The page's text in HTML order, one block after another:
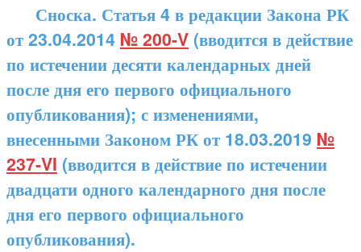
Сноска. Статья 4 в редакции Закона РК
от 23.04.2014 № 200-V (вводится в действие
по истечении десяти календарных дней
после дня его первого официального
опубликования); с изменениями,
внесенными Законом РК от 18.03.2019 №
237-VI (вводится в действие по истечении
двадцати одного календарного дня после
дня его первого официального
опубликования).